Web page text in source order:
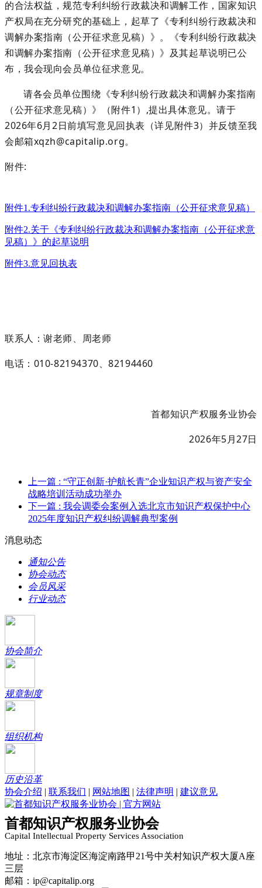
的合法权益，规范专利纠纷行政裁决和调解工作，国家知识
产权局在充分研究的基础上，起草了《专利纠纷行政裁决和
调解办案指南（公开征求意见稿）》。《专利纠纷行政裁决
和调解办案指南（公开征求意见稿）》及其起草说明已公
布，我会现向会员单位征求意见。
请各会员单位围绕《专利纠纷行政裁决和调解办案指南
（公开征求意见稿）》（附件1）,提出具体意见。请于
2026年6月2日前填写意见回执表（详见附件3）并反馈至我
会邮箱xqzh@capitalip.org。
附件:
附件1.专利纠纷行政裁决和调解办案指南（公开征求意见稿）
附件2.关于《专利纠纷行政裁决和调解办案指南（公开征求意
见稿）》的起草说明
附件3.意见回执表
联系人：谢老师、 周老师
电话： 010-82194370、82194460
首都知识产权服务业协会
2026年5月27日
上一篇 : “守正创新·护航长青”企业知识产权与资产安全
战略培训活动成功举办
下一篇 : 我会调委会案例入选北京市知识产权保护中心
2025年度知识产权纠纷调解典型案例
消息动态
通知公告
协会动态
会员风采
行业动态
协会简介
规章制度
组织机构
历史沿革
协会介绍
联系我们 网站地图 法律声明 建议意见
首都知识产权服务业协会
Capital Intellectual Property Services Association
地址：北京市海淀区海淀南路甲21号中关村知识产权大厦A座
三层
邮箱：ip@capitalip.org